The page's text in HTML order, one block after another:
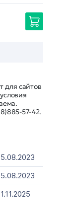
для сайтов
57-42.